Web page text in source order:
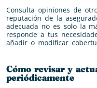
Consulta opiniones de
reputación de la
adecuada no es solo la
responde a tus
añadir o modificar
Cómo revisar y
periódicamente